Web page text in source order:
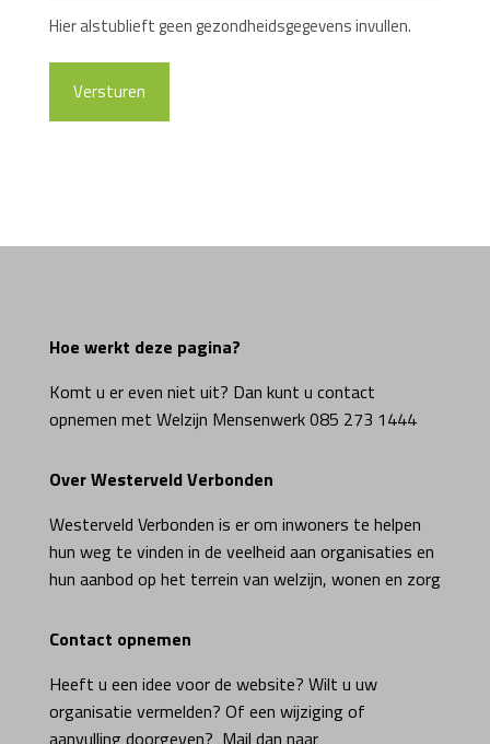
Hier alstublieft geen gezondheidsgegevens invullen.
Hoe werkt deze pagina?
Komt u er even niet uit? Dan kunt u contact
opnemen met Welzijn Mensenwerk 085 273 1444
Over Westerveld Verbonden
Westerveld Verbonden is er om inwoners te helpen
hun weg te vinden in de veelheid aan organisaties en
hun aanbod op het terrein van welzijn, wonen en zorg
Contact opnemen
Heeft u een idee voor de website? Wilt u uw
organisatie vermelden? Of een wijziging of
aanvulling doorgeven? Mail dan naar